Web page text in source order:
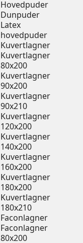
Hovedpuder
Dunpuder
Latex
hovedpuder
Kuvertlagner
Kuvertlagner
80x200
Kuvertlagner
90x200
Kuvertlagner
90x210
Kuvertlagner
120x200
Kuvertlagner
140x200
Kuvertlagner
160x200
Kuvertlagner
180x200
Kuvertlagner
180x210
Faconlagner
Faconlagner
80x200